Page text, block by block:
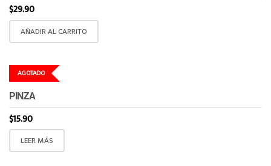
$29.90
AÑADIR AL CARRITO
AGOTADO
PINZA
$15.90
LEER MÁS